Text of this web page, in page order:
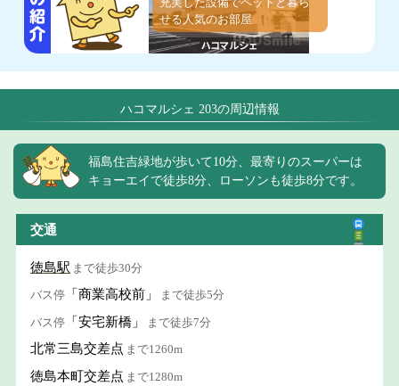
せる人気のお部屋
ハコマルシェ 203の周辺情報
福島住吉緑地が歩いて10分、最寄りのスーパーは
キョーエイで徒歩8分、ローソンも徒歩8分です。
交通
徳島駅 まで徒歩30分
バス停 「商業高校前」 まで徒歩5分
バス停 「安宅新橋」 まで徒歩7分
北常三島交差点 まで1260m
徳島本町交差点 まで1280m